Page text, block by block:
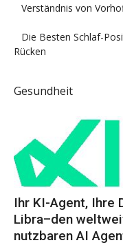
Verständnis von
Die Besten Schlaf-
Rücken
Gesundheit
Ihr KI-Agent, Ihre
Libra–den
nutzbaren AI